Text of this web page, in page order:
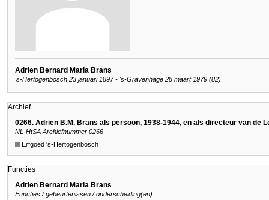
Adrien Bernard Maria Brans
's-Hertogenbosch 23 januari 1897 - 's-Gravenhage 28 maart 1979 (82)
Archief
0266. Adrien B.M. Brans als persoon, 1938-1944, en als directeur van de
NL-HtSA Archiefnummer 0266
Erfgoed 's-Hertogenbosch
Functies
Adrien Bernard Maria Brans
Functies / gebeurtenissen / onderscheiding(en)